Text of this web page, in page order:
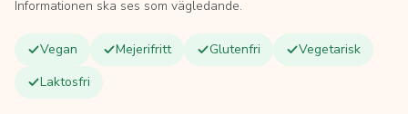
Informationen ska ses som vägledande.
Vegan Mejerifritt Glutenfri
Vegetarisk
Laktosfri